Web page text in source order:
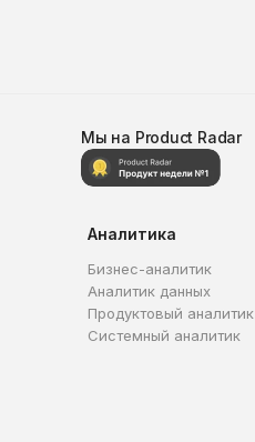
Мы на Product Radar
Аналитика
Бизнес-аналитик
Аналитик данных
Продуктовый аналитик
Системный аналитик